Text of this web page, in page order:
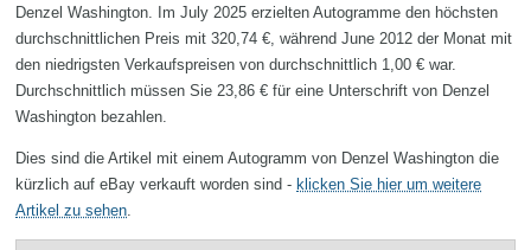
Denzel Washington. Im July 2025 erzielten Autogramme den höchsten
durchschnittlichen Preis mit 320,74 €, während June 2012 der Monat mit
den niedrigsten Verkaufspreisen von durchschnittlich 1,00 € war.
Durchschnittlich müssen Sie 23,86 € für eine Unterschrift von Denzel
Washington bezahlen.
Dies sind die Artikel mit einem Autogramm von Denzel Washington die
kürzlich auf eBay verkauft worden sind - klicken Sie hier um weitere
Artikel zu sehen.